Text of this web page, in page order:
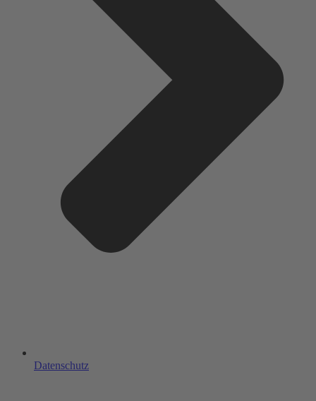
Datenschutz